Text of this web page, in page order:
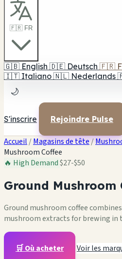
🇫🇷 FR
🇬🇧 English 🇩🇪 Deutsch 🇫🇷
🇮🇹 Italiano 🇳🇱 Nederlands
🌙
S'inscrire Rejoindre Pulse
Accueil /Magasins de tête/
Mushroom Coffee
🔥 High Demand$27-$50
Ground Mushroom
Ground mushroom coffee
mushroom extracts for brewing in
🛒 Où acheter Voir les